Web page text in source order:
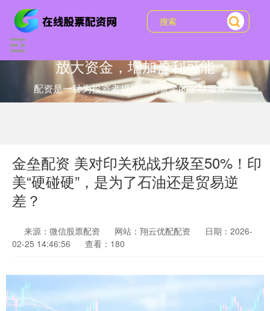
放大资金，增加盈利可能
配资是一种为投资者提供杠杆资金的金融服务！
金垒配资 美对印关税战升级至50%！印
美“硬碰硬”，是为了石油还是贸易逆
差？
来源：微信股票配资 网站：翔云优配配资
日期：2026-
02-25 14:46:56
查看：180